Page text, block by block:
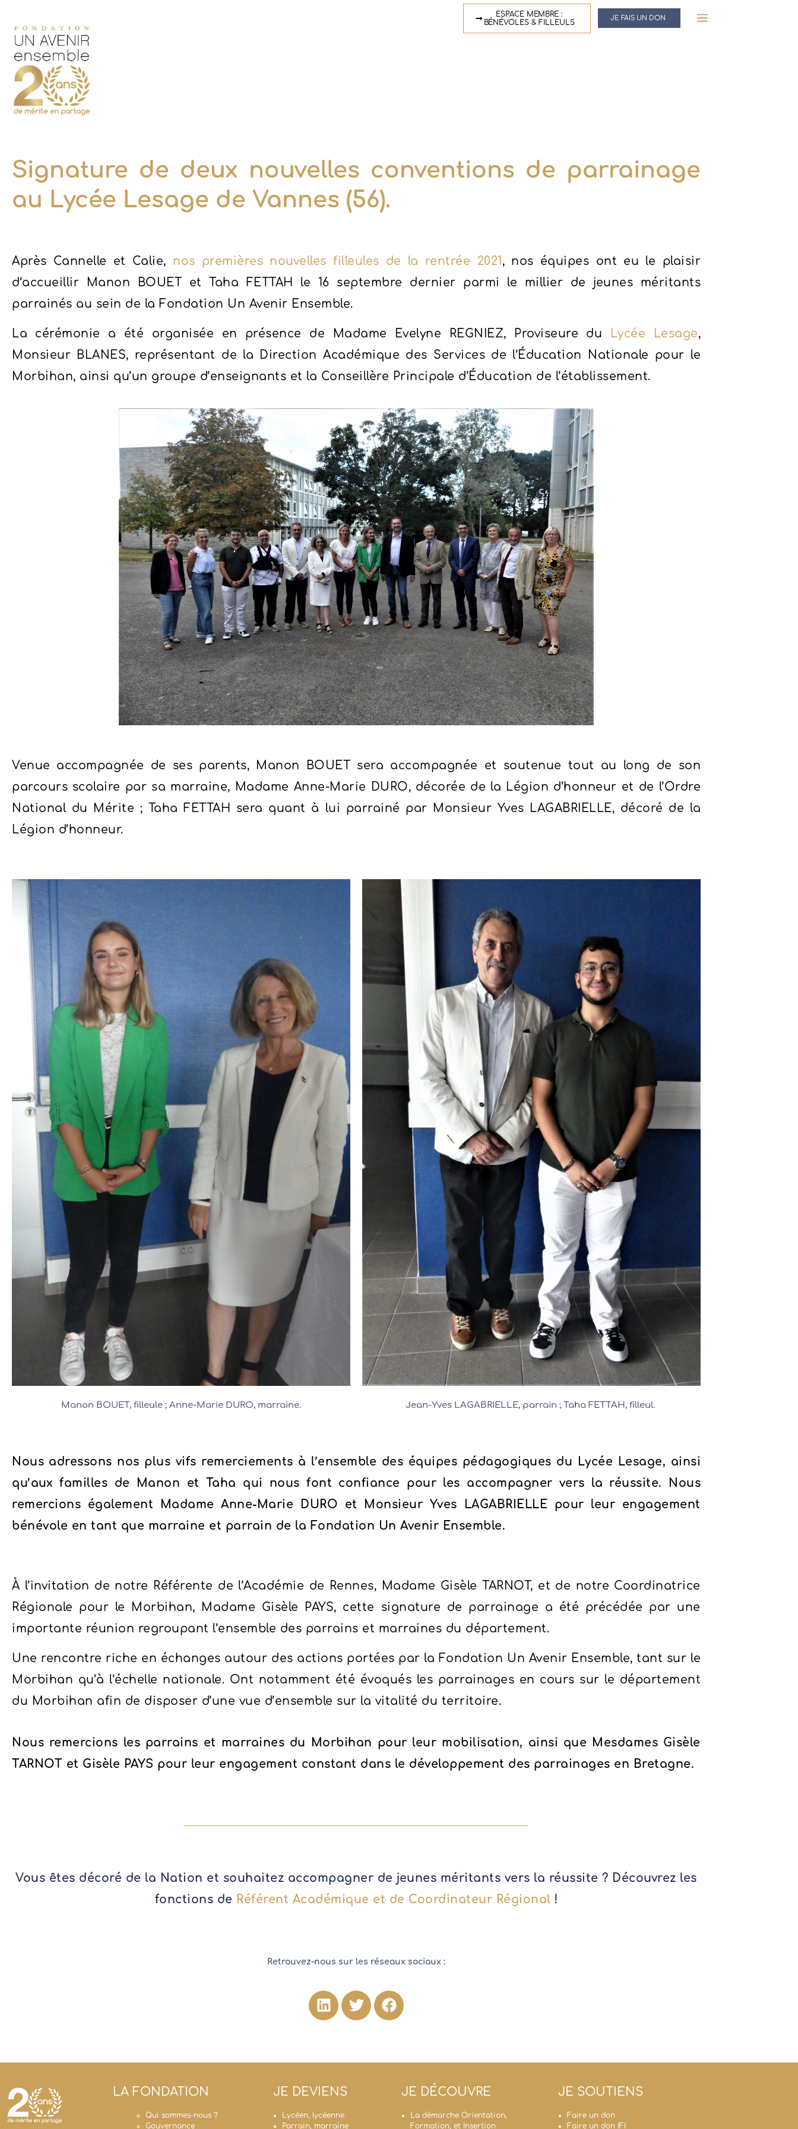
ESPACE MEMBRE :
BÉNÉVOLES & FILLEULS
JE FAIS UN DON
Signature de deux nouvelles conventions de parrainage
au Lycée Lesage de Vannes (56).
Après Cannelle et Calie, nos premières nouvelles filleules de la rentrée 2021 , nos équipes ont eu le plaisir
d’accueillir Manon BOUET et Taha FETTAH le 16 septembre dernier parmi le millier de jeunes méritants
parrainés au sein de la Fondation Un Avenir Ensemble.
La cérémonie a été organisée en présence de Madame Evelyne REGNIEZ, Proviseure du Lycée Lesage,
Monsieur BLANES, représentant de la Direction Académique des Services de l’Éducation Nationale pour le
Morbihan, ainsi qu’un groupe d’enseignants et la Conseillère Principale d’Éducation de l’établissement.
Venue accompagnée de ses parents, Manon BOUET sera accompagnée et soutenue tout au long de son
parcours scolaire par sa marraine, Madame Anne-Marie DURO, décorée de la Légion d’honneur et de l’Ordre
National du Mérite ; Taha FETTAH sera quant à lui parrainé par Monsieur Yves LAGABRIELLE, décoré de la
Légion d’honneur.
Manon BOUET, filleule ; Anne-Marie DURO, marraine. Jean-Yves LAGABRIELLE, parrain ; Taha FETTAH, filleul.
Nous adressons nos plus vifs remerciements à l’ensemble des équipes pédagogiques du Lycée Lesage, ainsi
qu’aux familles de Manon et Taha qui nous font confiance pour les accompagner vers la réussite. Nous
remercions également Madame Anne-Marie DURO et Monsieur Yves LAGABRIELLE pour leur engagement
bénévole en tant que marraine et parrain de la Fondation Un Avenir Ensemble.
À l’invitation de notre Référente de l’Académie de Rennes, Madame Gisèle TARNOT, et de notre Coordinatrice
Régionale pour le Morbihan, Madame Gisèle PAYS, cette signature de parrainage a été précédée par une
importante réunion regroupant l’ensemble des parrains et marraines du département.
Une rencontre riche en échanges autour des actions portées par la Fondation Un Avenir Ensemble, tant sur le
Morbihan qu’à l’échelle nationale. Ont notamment été évoqués les parrainages en cours sur le département
du Morbihan afin de disposer d’une vue d’ensemble sur la vitalité du territoire.
Nous remercions les parrains et marraines du Morbihan pour leur mobilisation, ainsi que Mesdames Gisèle
TARNOT et Gisèle PAYS pour leur engagement constant dans le développement des parrainages en Bretagne.
Vous êtes décoré de la Nation et souhaitez accompagner de jeunes méritants vers la réussite ? Découvrez les
fonctions de Référent Académique et de Coordinateur Régional !
Retrouvez-nous sur les réseaux sociaux :
LA FONDATION
Qui sommes-nous ?
Gouvernance
JE DEVIENS
Lycéen, lycéenne
Parrain, marraine
JE DÉCOUVRE
La démarche Orientation,
Formation, et Insertion
JE SOUTIENS
Faire un don
Faire un don IFI